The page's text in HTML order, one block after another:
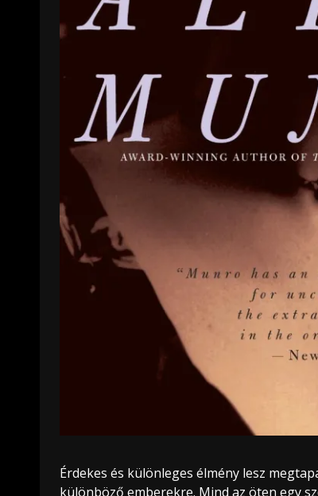
Érdekes és különleges élmény lesz
különböző emberekre. Mind az öten egy